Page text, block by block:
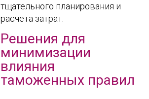
тщательного планирования и
расчета затрат.
Решения для
минимизации
влияния
таможенных правил